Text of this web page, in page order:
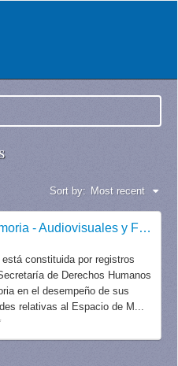
Sort by: Most recent
Archivo Nacional de la Memoria - Audiovisuales y Fotografías
constituida por registros
de Derechos Humanos
en el desempeño de sus
relativas al Espacio de M...